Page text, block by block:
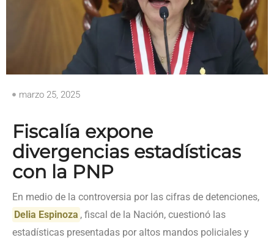
marzo 25, 2025
Fiscalía expone
divergencias estadísticas
con la PNP
En medio de la controversia por las cifras de detenciones,
Delia Espinoza , fiscal de la Nación, cuestionó las
estadísticas presentadas por altos mandos policiales y